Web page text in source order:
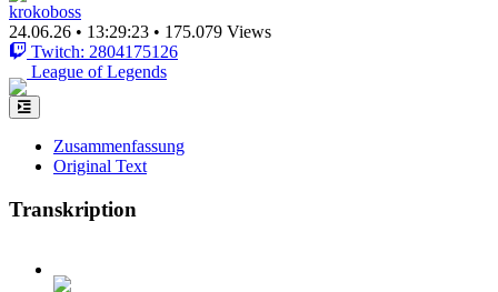
krokoboss
24.06.26 • 13:29:23 • 175.079 Views
Twitch: 2804175126
League of Legends
Zusammenfassung
Original Text
Transkription